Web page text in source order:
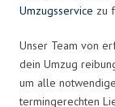
Umzugsservice zu
Unser Team von
dein Umzug
um alle
termingerechten